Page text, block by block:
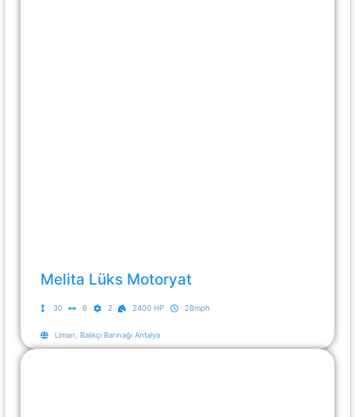
Melita Lüks Motoryat
30 6 2 2400 HP 28mph
Liman, Balıkçı Barınağı Antalya